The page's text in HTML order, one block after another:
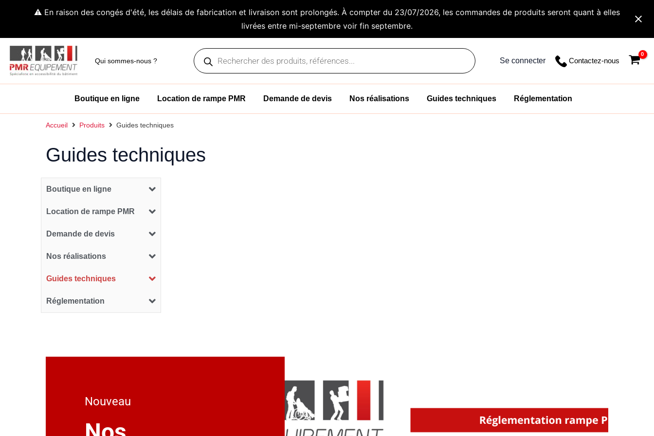
⚠️ En raison des congés d'été, les délais de fabrication et livraison sont prolongés. À compter du 23/07/2026, les commandes de produits seront quant à elles
livrées entre mi-septembre voir fin septembre.
Qui sommes-nous ?
Recherche
de
produits
Se connecter Contactez-nous
Boutique en ligne Location de rampe PMR Demande de devis Nos réalisations Guides techniques Réglementation
Accueil Produits Guides techniques
Guides techniques
Boutique en ligne
Location de rampe PMR
Demande de devis
Nos réalisations
Guides techniques
Réglementation
Nouveau